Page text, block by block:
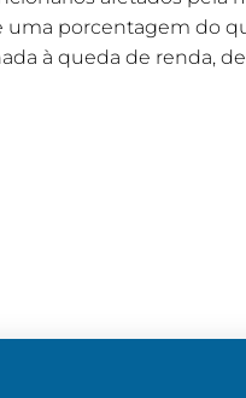
uma porcentagem do
à queda de renda,